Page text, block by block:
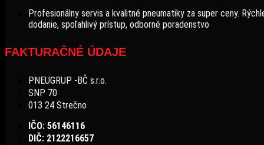
Profesionálny servis a kvalitné pneumatiky za super ceny.
dodanie, spoľahlivý prístup, odborné poradenstvo
FAKTURAČNÉ ÚDAJE
PNEUGRUP -BČ s.r.o.
SNP 70
013 24 Strečno
IČO: 56146116
DIČ: 2122216657